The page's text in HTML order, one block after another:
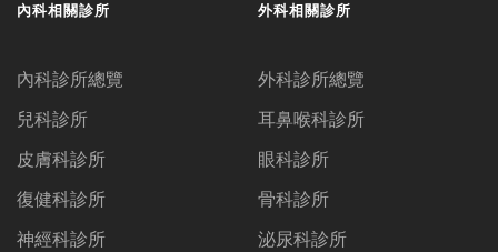
內科相關診所
內科診所總覽
兒科診所
皮膚科診所
復健科診所
神經科診所
外科相關診所
外科診所總覽
耳鼻喉科診所
眼科診所
骨科診所
泌尿科診所